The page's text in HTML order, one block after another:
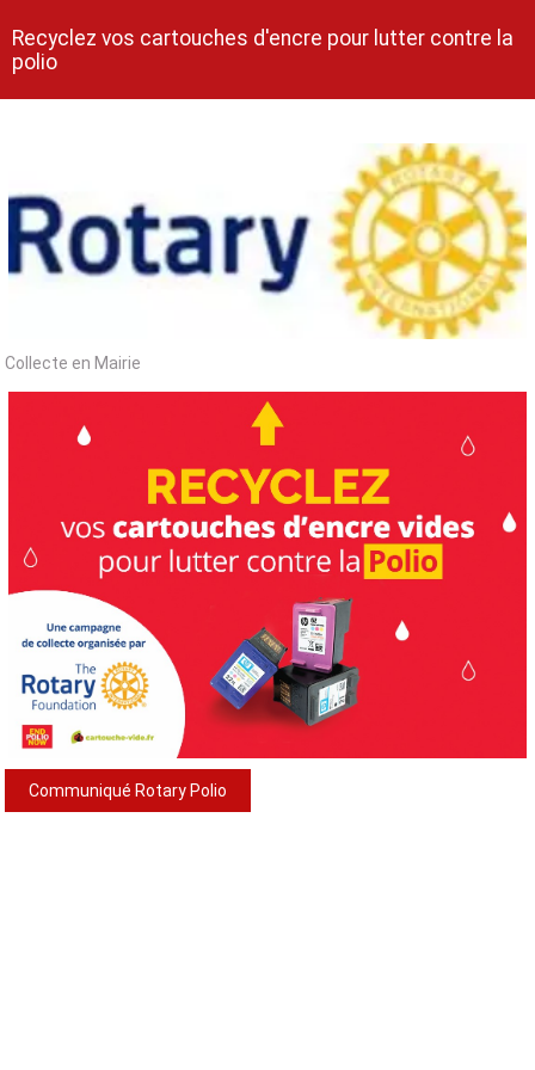
Recyclez vos cartouches d'encre pour lutter contre la
polio
Collecte en Mairie
Communiqué Rotary Polio